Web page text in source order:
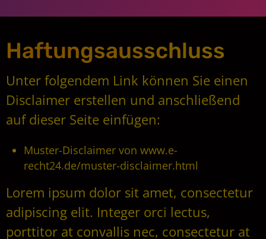
Haftungsausschluss
Unter folgendem Link können Sie einen
Disclaimer erstellen und anschließend
auf dieser Seite einfügen:
Muster-Disclaimer vonwww.e-
recht24.de/muster-disclaimer.html
Lorem ipsum dolor sit amet, consectetur
adipiscing elit. Integer orci lectus,
porttitor at convallis nec, consectetur at